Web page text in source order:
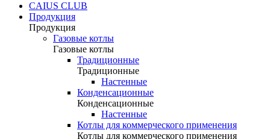
CAIUS CLUB
Продукция
Продукция
Газовые котлы
Газовые котлы
Традиционные
Традиционные
Настенные
Конденсационные
Конденсационные
Настенные
Котлы для коммерческого применения
Котлы для коммерческого применения